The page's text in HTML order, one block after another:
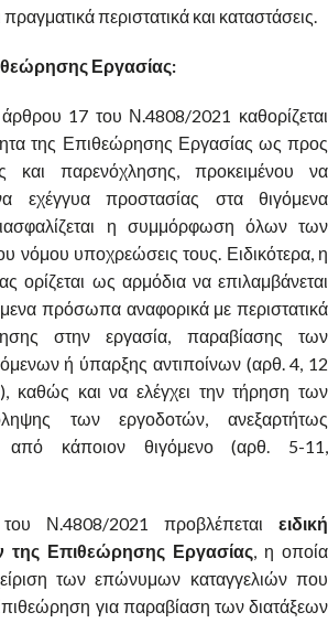
περιστατικά και καταστάσεις.
Εργασίας:
άρθρου 17 του Ν.4808/2021 καθορίζεται
της Επιθεώρησης Εργασίας ως προς
και παρενόχλησης, προκειμένου να
εχέγγυα προστασίας στα θιγόμενα
η συμμόρφωση όλων των
νόμου υποχρεώσεις τους. Ειδικότερα, η
ορίζεται ως αρμόδια να επιλαμβάνεται
πρόσωπα αναφορικά με περιστατικά
στην εργασία, παραβίασης των
ή ύπαρξης αντιποίνων (αρθ. 4, 12
καθώς και να ελέγχει την τήρηση των
των εργοδοτών, ανεξαρτήτως
από κάποιον θιγόμενο (αρθ. 5-11,
Ν.4808/2021 προβλέπεται ειδική
της Επιθεώρησης Εργασίας, η οποία
των επώνυμων καταγγελιών που
για παραβίαση των διατάξεων